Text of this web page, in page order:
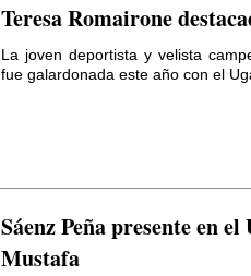
Teresa Romairone
La joven deportista y velista
fue galardonada este año con el
Sáenz Peña presente en
Mustafa